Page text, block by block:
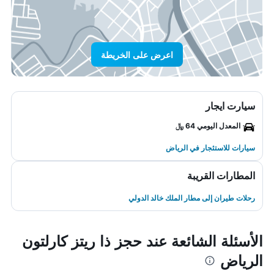
اعرض على الخريطة
سيارت ايجار
المعدل اليومي 64 ﷼
سيارات للاستئجار في الرياض
المطارات القريبة
رحلات طيران إلى مطار الملك خالد الدولي
الأسئلة الشائعة عند حجز ذا ريتز كارلتون
الرياض